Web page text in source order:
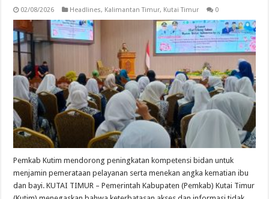
02/08/2026 Headlines, Kalimantan Timur, Kutai Timur 0
Pemkab Kutim mendorong peningkatan kompetensi bidan untuk
menjamin pemerataan pelayanan serta menekan angka kematian ibu
dan bayi. KUTAI TIMUR – Pemerintah Kabupaten (Pemkab) Kutai Timur